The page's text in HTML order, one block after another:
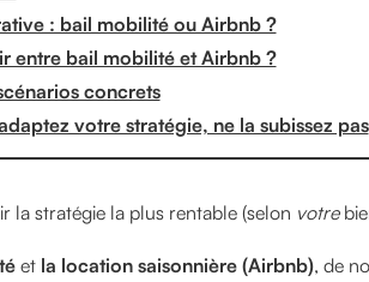
: bail mobilité ou Airbnb ?
entre bail mobilité et Airbnb ?
concrets
votre stratégie, ne la subissez pas
la stratégie la plus rentable (selon votre
et la location saisonnière (Airbnb), de